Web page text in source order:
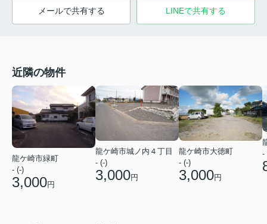
メールで共有する LINEで共有する
近隣の物件
龍ケ崎市緑町
- (-)
3,000円
龍ケ崎市城ノ内４丁目
- (-)
3,000円
龍ケ崎市大徳町
- (-)
3,000円
-